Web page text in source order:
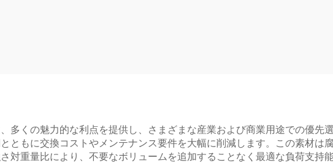
多くの魅力的な利点を提供し、さまざまな産業および商業用途での優先
ともに交換コストやメンテナンス要件を大幅に削減します。この素材は
対重量比により、不要なボリュームを追加することなく最適な負荷支持